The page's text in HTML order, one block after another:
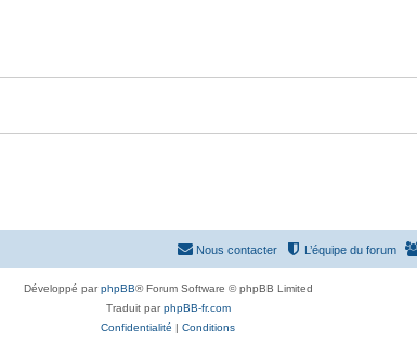
L’équipe du forum
Nous contacter
Développé parphpBB® Forum Software © phpBB Limited
Traduit parphpBB-fr.com
Confidentialité | Conditions